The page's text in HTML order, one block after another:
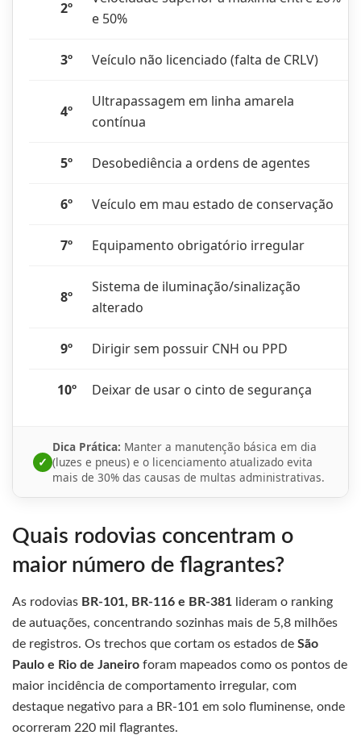
2º
e 50%
3º Veículo não licenciado (falta de CRLV)
4º
Ultrapassagem em linha amarela
contínua
5º Desobediência a ordens de agentes
6º Veículo em mau estado de conservação
7º Equipamento obrigatório irregular
8º
Sistema de iluminação/sinalização
alterado
9º Dirigir sem possuir CNH ou PPD
10º Deixar de usar o cinto de segurança
✓
Dica Prática: Manter a manutenção básica em dia
(luzes e pneus) e o licenciamento atualizado evita
mais de 30% das causas de multas administrativas.
Quais rodovias concentram o
maior número de flagrantes?
As rodovias BR-101, BR-116 e BR-381 lideram o ranking
de autuações, concentrando sozinhas mais de 5,8 milhões
de registros. Os trechos que cortam os estados de São
Paulo e Rio de Janeiro foram mapeados como os pontos de
maior incidência de comportamento irregular, com
destaque negativo para a BR-101 em solo fluminense, onde
ocorreram 220 mil flagrantes.